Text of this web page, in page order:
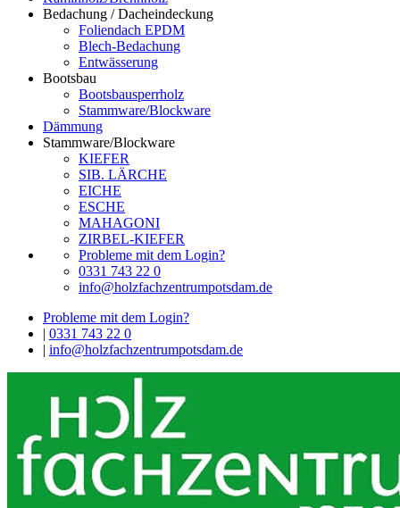
Bedachung / Dacheindeckung
Foliendach EPDM
Blech-Bedachung
Entwässerung
Bootsbau
Bootsbausperrholz
Stammware/Blockware
Dämmung
Stammware/Blockware
KIEFER
SIB. LÄRCHE
EICHE
ESCHE
MAHAGONI
ZIRBEL-KIEFER
Probleme mit dem Login?
0331 743 22 0
info@holzfachzentrumpotsdam.de
Probleme mit dem Login?
| 0331 743 22 0
| info@holzfachzentrumpotsdam.de